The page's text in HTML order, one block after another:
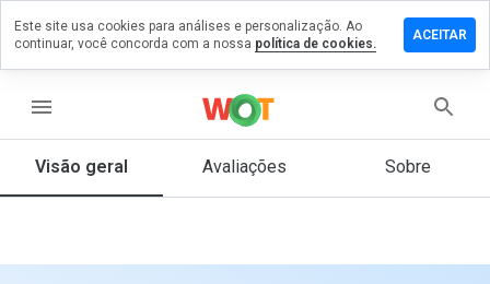
menu
Visão geral Avaliações Sobre
um
que
Este site usa cookies para análises e personalização. Ao
continuar, você concorda com a nossa política de cookies.
ACEITAR